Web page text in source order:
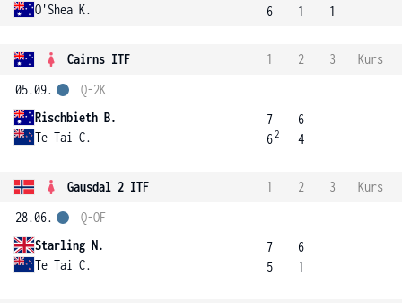
O'Shea K.
6
1
1
Cairns ITF 1 2 3
Kurs
05.09.
Rischbieth B.
Te Tai C.
Q-2K
7
62
6
4
Gausdal 2 ITF 1 2 3
Kurs
28.06.
Starling N.
Te Tai C.
Q-OF
7
5
6
1